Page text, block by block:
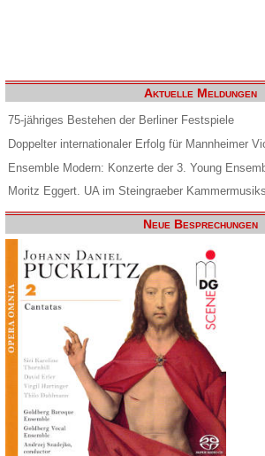
Aktuelle Meldungen
75-jähriges Bestehen der Berliner Festspiele
Doppelter internationaler Erfolg für Mannheimer
Ensemble Modern: Konzerte der 3. Young
Moritz Eggert. UA im Steingraeber
Neue Besprechungen